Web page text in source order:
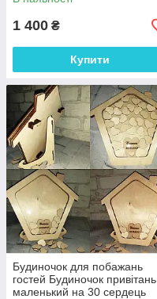
1 400 ₴
Купити
Будиночок для побажань
гостей Будиночок привітань
маленький на 30 сердець